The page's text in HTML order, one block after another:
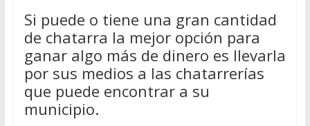
Si puede o tiene una gran cantidad
de chatarra la mejor opción para
ganar algo más de dinero es llevarla
por sus medios a las chatarrerías
que puede encontrar a su
municipio.